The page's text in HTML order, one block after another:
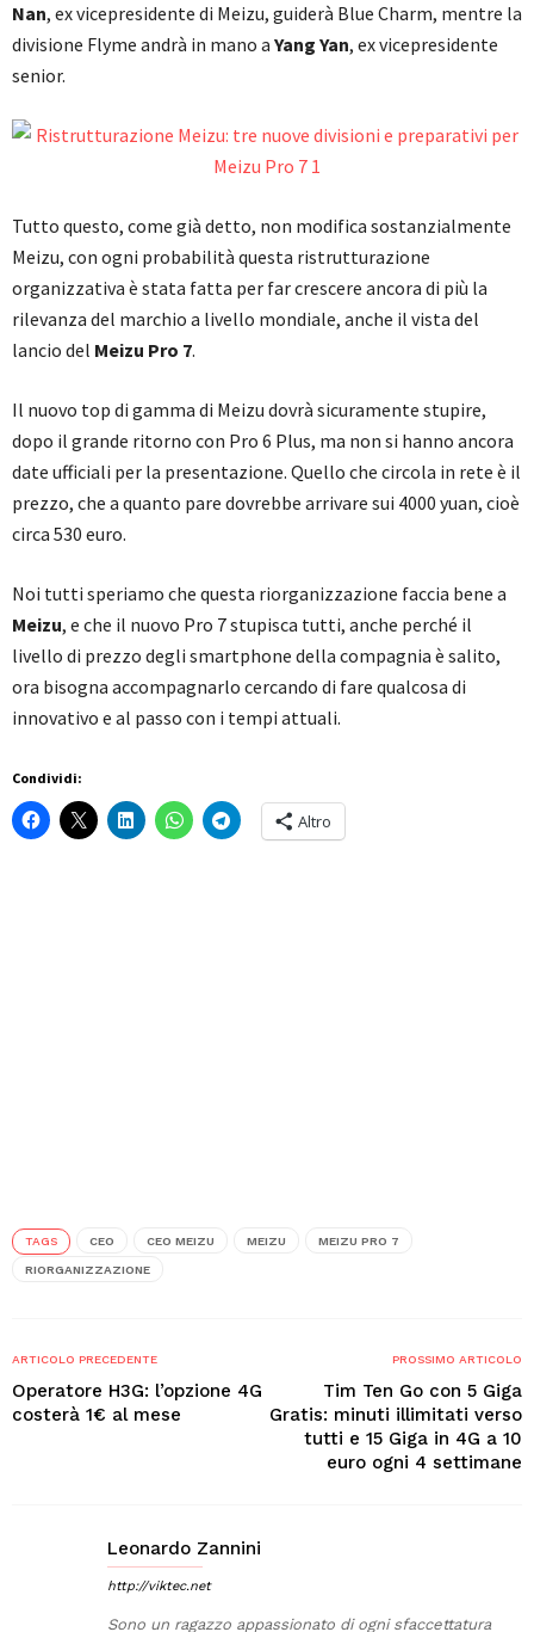
Nan, ex vicepresidente di Meizu, guiderà Blue Charm, mentre la
divisione Flyme andrà in mano a Yang Yan, ex vicepresidente
senior.
Tutto questo, come già detto, non modifica sostanzialmente
Meizu, con ogni probabilità questa ristrutturazione
organizzativa è stata fatta per far crescere ancora di più la
rilevanza del marchio a livello mondiale, anche il vista del
lancio del Meizu Pro 7.
Il nuovo top di gamma di Meizu dovrà sicuramente stupire,
dopo il grande ritorno con Pro 6 Plus, ma non si hanno ancora
date ufficiali per la presentazione. Quello che circola in rete è il
prezzo, che a quanto pare dovrebbe arrivare sui 4000 yuan, cioè
circa 530 euro.
Noi tutti speriamo che questa riorganizzazione faccia bene a
Meizu, e che il nuovo Pro 7 stupisca tutti, anche perché il
livello di prezzo degli smartphone della compagnia è salito,
ora bisogna accompagnarlo cercando di fare qualcosa di
innovativo e al passo con i tempi attuali.
Condividi:
Altro
TAGS CEO CEO MEIZU MEIZU MEIZU PRO 7
RIORGANIZZAZIONE
ARTICOLO PRECEDENTE
Operatore H3G: l’opzione 4G
costerà 1€ al mese
PROSSIMO ARTICOLO
Tim Ten Go con 5 Giga
Gratis: minuti illimitati verso
tutti e 15 Giga in 4G a 10
euro ogni 4 settimane
Leonardo Zannini
http://viktec.net
Sono un ragazzo appassionato di ogni sfaccettatura